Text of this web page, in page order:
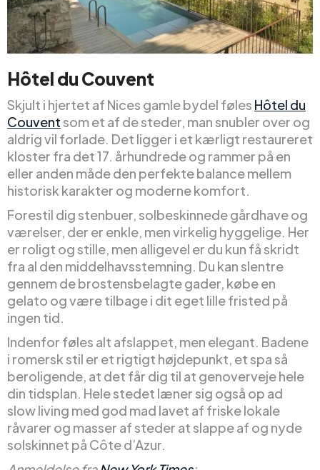
Hôtel du Couvent
Skjult i hjertet af Nices gamle bydel føles Hôtel du
Couventsom et af de steder, man snubler over og
aldrig vil forlade. Det ligger i et kærligt restaureret
kloster fra det 17. århundrede og rammer på en
eller anden måde den perfekte balance mellem
historisk karakter og moderne komfort.
Forestil dig stenbuer, solbeskinnede gårdhave og
værelser, der er enkle, men virkelig hyggelige. Her
er roligt og stille, men alligevel er du kun få skridt
fra al den middelhavsstemning. Du kan slentre
gennem de brostensbelagte gader, købe en
gelato og være tilbage i dit eget lille fristed på
ingen tid.
Indenfor føles alt afslappet, men elegant. Badene
i romersk stil er et rigtigt højdepunkt, et spa så
beroligende, at det får dig til at genoverveje hele
din tidsplan. Hele stedet læner sig også op ad
slow living med god mad lavet af friske lokale
råvarer og masser af steder at slappe af og nyde
solskinnet på Côte d’Azur.